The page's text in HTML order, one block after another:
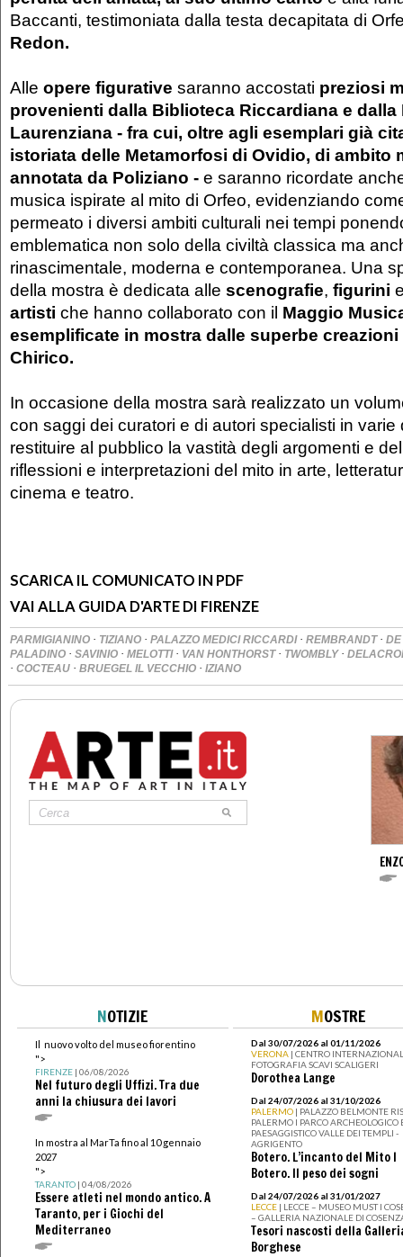
Baccanti, testimoniata dalla testa decapitata di
Redon.
Alle opere figurative saranno accostati preziosi
provenienti dalla Biblioteca Riccardiana e dalla
Laurenziana - fra cui, oltre agli esemplari già
istoriata delle Metamorfosi di Ovidio, di ambito
annotata da Poliziano - e saranno ricordate
musica ispirate al mito di Orfeo, evidenziando
permeato i diversi ambiti culturali nei tempi
emblematica non solo della civiltà classica ma
rinascimentale, moderna e contemporanea. Una
della mostra è dedicata alle scenografie, figurini
artisti che hanno collaborato con il Maggio
esemplificate in mostra dalle superbe
Chirico.
In occasione della mostra sarà realizzato un
con saggi dei curatori e di autori specialisti in varie
restituire al pubblico la vastità degli argomenti e
riflessioni e interpretazioni del mito in arte,
cinema e teatro.
SCARICA IL COMUNICATO IN PDF
VAI ALLA GUIDA D'ARTE DI FIRENZE
PARMIGIANINO · TIZIANO · PALAZZO MEDICI RICCARDI · REMBRANDT ·
PALADINO · SAVINIO · MELOTTI · VAN HONTHORST · TWOMBLY ·
· COCTEAU · BRUEGEL IL VECCHIO · IZIANO
NOTIZIE
Il nuovo volto del museo fiorentino
">
FIRENZE| 06/08/2026
Nel futuro degli Uffizi. Tra due
anni la chiusura dei lavori
In mostra al MarTa fino al 10 gennaio
2027
">
TARANTO| 04/08/2026
Essere atleti nel mondo antico. A
Taranto, per i Giochi del
Mediterraneo
MOSTRE
Dal 30/07/2026 al 01/11/2026
VERONA | CENTRO
FOTOGRAFIA SCAVI SCALIGERI
Dorothea Lange
Dal 24/07/2026 al 31/10/2026
PALERMO | PALAZZO BELMONTE
PALERMO I PARCO ARCHEOLOGICO
PAESAGGISTICO VALLE DEI TEMPLI -
AGRIGENTO
Botero. L’incanto del Mito I
Botero. Il peso dei sogni
Dal 24/07/2026 al 31/01/2027
LECCE | LECCE – MUSEO MUST I
– GALLERIA NAZIONALE DI
Tesori nascosti della
Borghese